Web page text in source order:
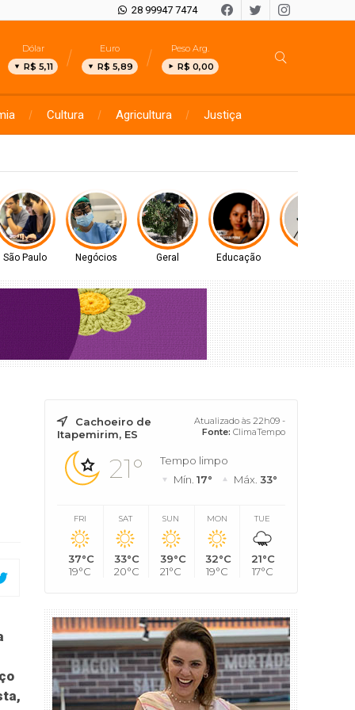
28 99947 7474
Dólar
R$ 5,11
Euro
R$ 5,89
Peso Arg.
R$ 0,00
Cultura Agricultura Justiça
São Paulo Negócios Geral Educação
Cachoeiro de
Itapemirim, ES
Atualizado às 22h09 -
Fonte: ClimaTempo
21°
Tempo limpo
Mín. 17° Máx. 33°
FRI
37°C
19°C
SAT
33°C
20°C
SUN
39°C
21°C
MON
32°C
19°C
TUE
21°C
17°C